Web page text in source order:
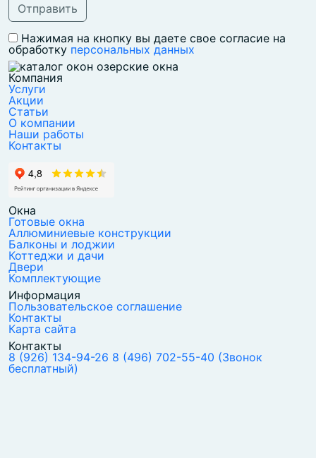
Нажимая на кнопку вы даете свое согласие на
обработку персональных данных
Компания
Услуги
Акции
Статьи
О компании
Наши работы
Контакты
Окна
Готовые окна
Аллюминиевые конструкции
Балконы и лоджии
Коттеджи и дачи
Двери
Комплектующие
Информация
Пользовательское соглашение
Контакты
Карта сайта
Контакты
8 (926) 134-94-26 8 (496) 702-55-40 (Звонок
бесплатный)